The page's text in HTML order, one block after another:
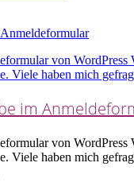
von WordPress
Viele haben mich
im
von WordPress
Viele haben mich